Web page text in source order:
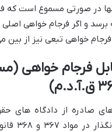
در صورتی مسموع است که
و اگر فرجام خواهی اصلی
خواهی تبعی نیز از بین
فرجام خواهی
صادره از دادگاه های
خواهی